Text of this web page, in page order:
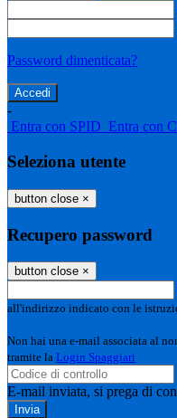
Password dimenticata?
-
Entra con SPID Entra con
Seleziona utente
button close ×
Recupero password
button close ×
all'indirizzo indicato con le
Non hai una e-mail associata al
tramite la Login Spaggiari
E-mail inviata, si prega di